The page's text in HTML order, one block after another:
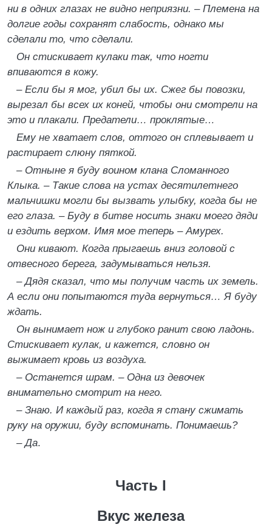
ни в одних глазах не видно неприязни. – Племена на
долгие годы сохранят слабость, однако мы
сделали то, что сделали.
Он стискивает кулаки так, что ногти
впиваются в кожу.
– Если бы я мог, убил бы их. Сжег бы повозки,
вырезал бы всех их коней, чтобы они смотрели на
это и плакали. Предатели… проклятые…
Ему не хватает слов, оттого он сплевывает и
растирает слюну пяткой.
– Отныне я буду воином клана Сломанного
Клыка. – Такие слова на устах десятилетнего
мальчишки могли бы вызвать улыбку, когда бы не
его глаза. – Буду в битве носить знаки моего дяди
и ездить верхом. Имя мое теперь – Амурех.
Они кивают. Когда прыгаешь вниз головой с
отвесного берега, задумываться нельзя.
– Дядя сказал, что мы получим часть их земель.
А если они попытаются туда вернуться… Я буду
ждать.
Он вынимает нож и глубоко ранит свою ладонь.
Стискивает кулак, и кажется, словно он
выжимает кровь из воздуха.
– Останется шрам. – Одна из девочек
внимательно смотрит на него.
– Знаю. И каждый раз, когда я стану сжимать
руку на оружии, буду вспоминать. Понимаешь?
– Да.
Часть І
Вкус железа